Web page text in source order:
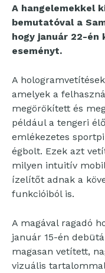
A hangelemekkel
bemutatóval a
hogy január 22-én
eseményt.
A
amelyek a
megörökített és
például a tengeri
emlékezetes
égbolt. Ezek azt
milyen intuitív
ízelítőt adnak a
funkcióiból is.
A magával ragadó
január 15-én
magasan vetített,
vizuális